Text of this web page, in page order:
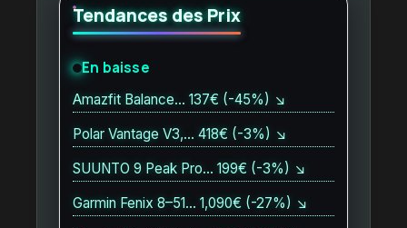
Tendances des Prix
En baisse
Amazfit Balance… 137€ (-45%) ↘
Polar Vantage V3,… 418€ (-3%) ↘
SUUNTO 9 Peak Pro… 199€ (-3%) ↘
Garmin Fenix 8–51… 1,090€ (-27%) ↘